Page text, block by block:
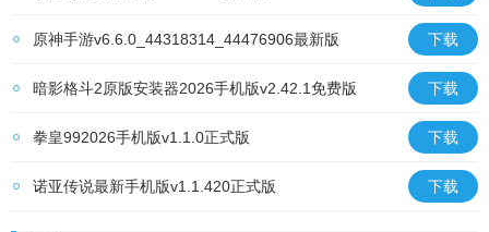
原神手游v6.6.0_44318314_44476906最新版 下载
暗影格斗2原版安装器2026手机版v2.42.1免费版 下载
拳皇992026手机版v1.1.0正式版 下载
诺亚传说最新手机版v1.1.420正式版 下载